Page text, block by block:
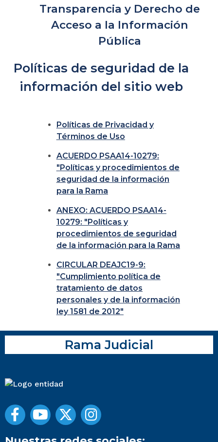
Transparencia y Derecho de
Acceso a la Información
Pública
Políticas de seguridad de la
información del sitio web
Políticas de Privacidad y
Términos de Uso
ACUERDO PSAA14-10279:
"Políticas y procedimientos de
seguridad de la información
para la Rama
ANEXO: ACUERDO PSAA14-
10279: "Políticas y
procedimientos de seguridad
de la información para la Rama
CIRCULAR DEAJC19-9:
"Cumplimiento política de
tratamiento de datos
personales y de la información
ley 1581 de 2012"
Rama Judicial